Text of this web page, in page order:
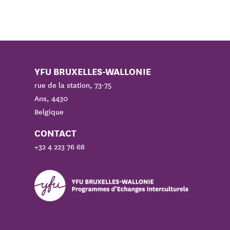
YFU BRUXELLES-WALLONIE
rue de la station, 73-75
Ans, 4430
Belgique
CONTACT
+32 4 223 76 68